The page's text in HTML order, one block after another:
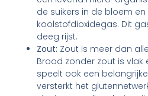
de suikers in de bloem
koolstofdioxidegas. Dit
deeg rijst.
Zout: Zout is meer dan
Brood zonder zout is vlak
speelt ook een
versterkt het